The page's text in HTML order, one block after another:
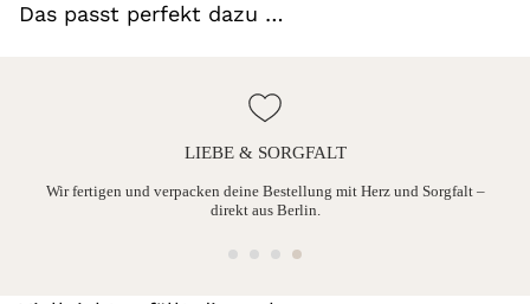
Das passt perfekt dazu …
LIEBE & SORGFALT
Wir fertigen und verpacken deine Bestellung mit Herz und Sorgfalt –
direkt aus Berlin.